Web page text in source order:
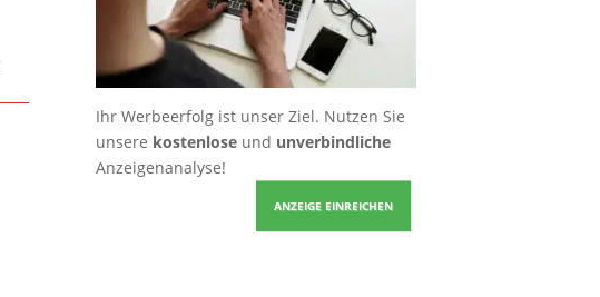
Ihr Werbeerfolg ist unser Ziel. Nutzen Sie
unsere kostenloseund unverbindliche
Anzeigenanalyse!
ANZEIGE EINREICHEN